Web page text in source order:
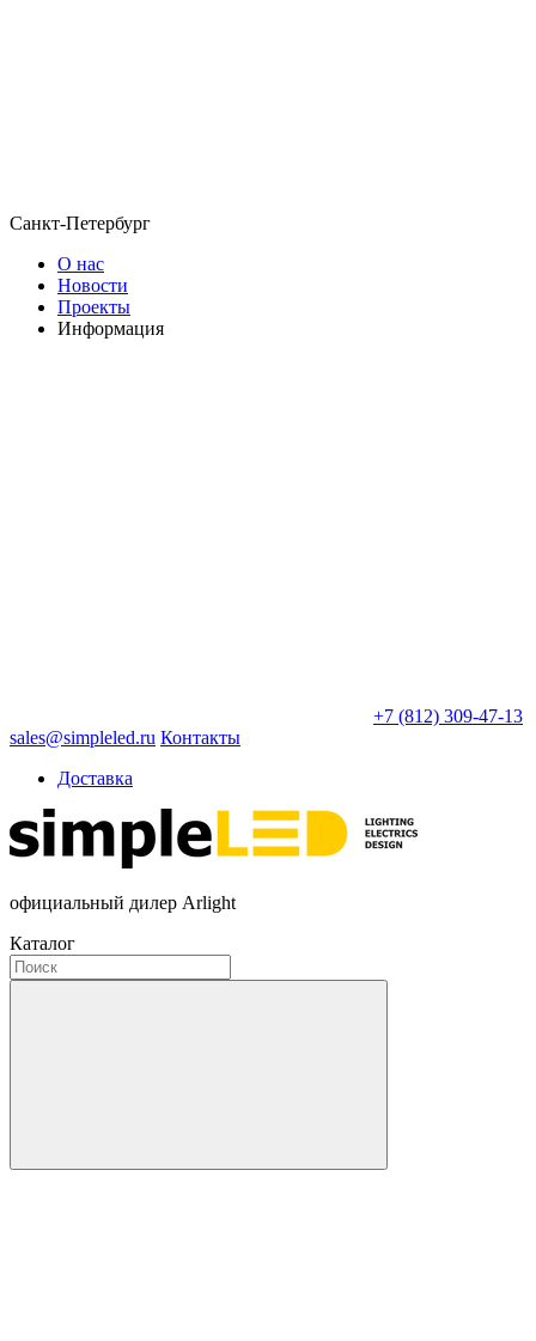
Санкт-Петербург
О нас
Новости
Проекты
Информация
+7 (812) 309-47-13
sales@simpleled.ru Контакты
Доставка
официальный дилер Arlight
Каталог